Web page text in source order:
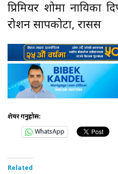
प्रिमियर शोमा नायिका
रोशन सापकोटा, रासस
शेयर गर्नुहोस:
WhatsApp
Related